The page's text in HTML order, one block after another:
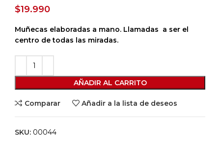
$19.990
Muñecas elaboradas a mano. Llamadas a ser el
centro de todas las miradas.
AÑADIR AL CARRITO
Comparar Añadir a la lista de deseos
SKU: 00044